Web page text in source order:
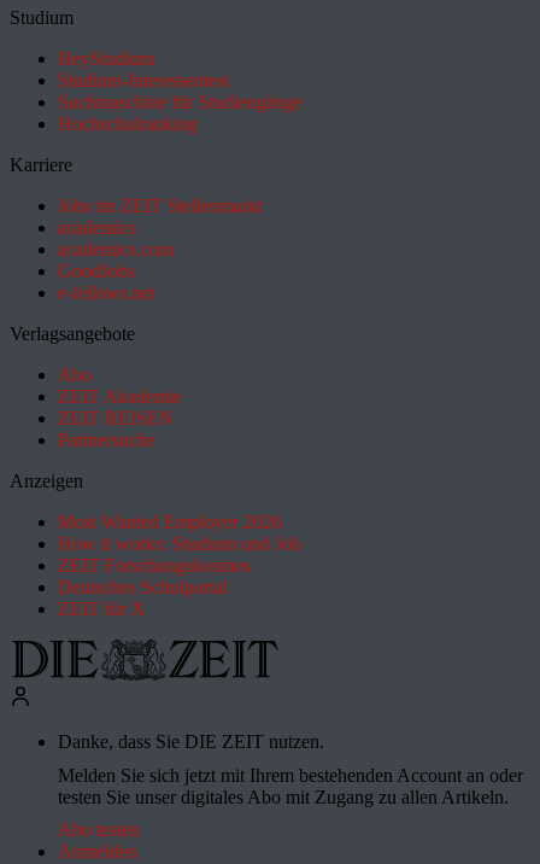
Studium
HeyStudium
Studium-Interessentest
Suchmaschine für Studiengänge
Hochschulranking
Karriere
Jobs im ZEIT Stellenmarkt
academics
academics.com
GoodJobs
e-fellows.net
Verlagsangebote
Abo
ZEIT Akademie
ZEIT REISEN
Partnersuche
Anzeigen
Most Wanted Employer 2026
How it works: Studium und Job
ZEIT Forschungskosmos
Deutsches Schulportal
ZEIT für X
Danke, dass Sie DIE ZEIT nutzen.
Melden Sie sich jetzt mit Ihrem bestehenden Account an oder
testen Sie unser digitales Abo mit Zugang zu allen Artikeln.
Abo testen
Anmelden